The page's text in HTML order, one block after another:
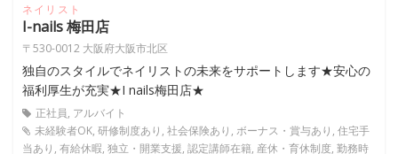
ネイリスト
I-nails 梅田店
〒530-0012 大阪府大阪市北区
独自のスタイルでネイリストの未来をサポートします★安心の
福利厚生が充実★I nails梅田店★
正社員, アルバイト
未経験者OK, 研修制度あり, 社会保険あり, ボーナス・賞与あり, 住宅手
当あり, 有給休暇, 独立・開業支援, 認定講師在籍, 産休・育休制度, 勤務時